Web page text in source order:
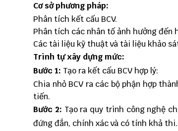
Cơ sở phương pháp:
Phân tích kết cấu BCV.
Phân tích các nhân tố ảnh hưởng
Các tài liệu kỹ thuật và tài liệu khảo
Trình tự xây dựng mức:
Bước 1: Tạo ra kết cấu BCV hợp lý:
Chia nhỏ BCV ra các bộ phận hợp
tiến.
Bước 2: Tạo ra quy trình công nghệ
đứng đắn, chính xác và có tính khả thi.